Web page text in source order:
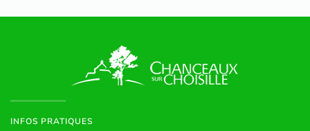
INFOS PRATIQUES